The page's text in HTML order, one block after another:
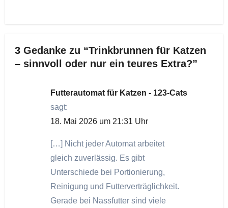
3 Gedanke zu “Trinkbrunnen für Katzen
– sinnvoll oder nur ein teures Extra?”
Futterautomat für Katzen - 123-Cats
sagt:
18. Mai 2026 um 21:31 Uhr
[…] Nicht jeder Automat arbeitet
gleich zuverlässig. Es gibt
Unterschiede bei Portionierung,
Reinigung und Futterverträglichkeit.
Gerade bei Nassfutter sind viele